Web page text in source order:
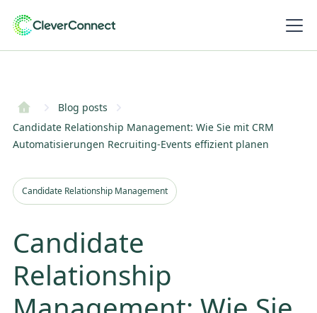
Blog posts
Candidate Relationship Management: Wie Sie mit CRM
Automatisierungen Recruiting-Events effizient planen
Candidate Relationship Management
Candidate
Relationship